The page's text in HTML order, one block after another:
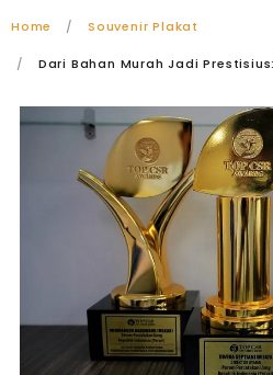
Home Souvenir Plakat
Dari Bahan Murah Jadi